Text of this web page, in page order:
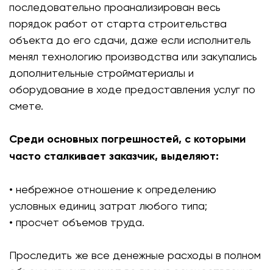
последовательно проанализирован весь
порядок работ от старта строительства
объекта до его сдачи, даже если исполнитель
менял технологию производства или закупались
дополнительные стройматериалы и
оборудование в ходе предоставления услуг по
смете.
Среди основных погрешностей, с которыми
часто сталкивает заказчик, выделяют:
• небрежное отношение к определению
условных единиц затрат любого типа;
• просчет объемов труда.
Проследить же все денежные расходы в полном